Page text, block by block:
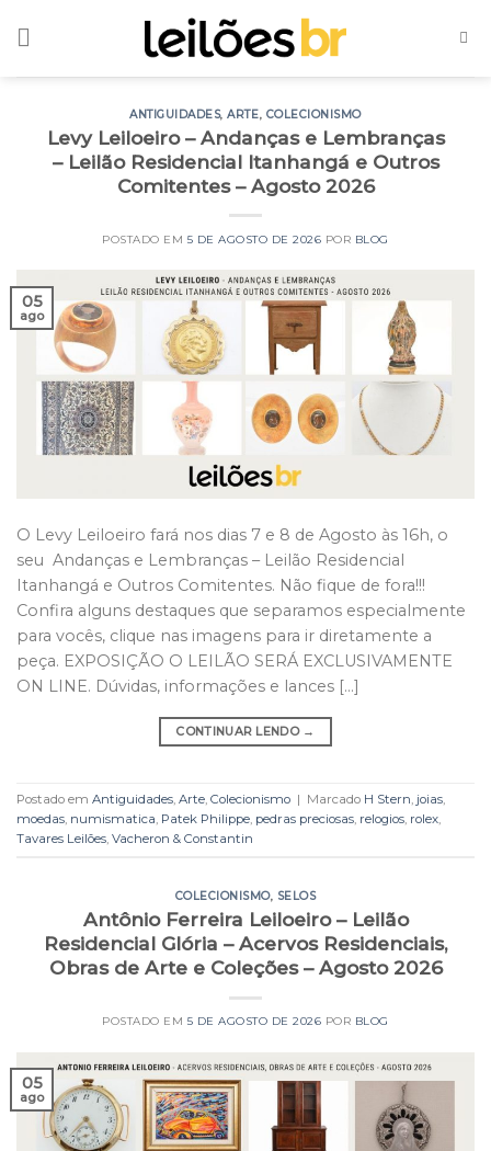
ANTIGUIDADES,ARTE, COLECIONISMO
Levy Leiloeiro – Andanças e Lembranças
– Leilão Residencial Itanhangá e Outros
Comitentes – Agosto 2026
POSTADO EM 5 DE AGOSTO DE 2026 POR BLOG
05
ago
O Levy Leiloeiro fará nos dias 7 e 8 de Agosto às 16h, o
seu Andanças e Lembranças – Leilão Residencial
Itanhangá e Outros Comitentes. Não fique de fora!!!
Confira alguns destaques que separamos especialmente
para vocês, clique nas imagens para ir diretamente a
peça. EXPOSIÇÃO O LEILÃO SERÁ EXCLUSIVAMENTE
ON LINE. Dúvidas, informações e lances […]
CONTINUAR LENDO →
Postado em Antiguidades, Arte, Colecionismo | Marcado H Stern, joias,
moedas, numismatica, Patek Philippe, pedras preciosas, relogios, rolex,
Tavares Leilões, Vacheron & Constantin
COLECIONISMO, SELOS
Antônio Ferreira Leiloeiro – Leilão
Residencial Glória – Acervos Residenciais,
Obras de Arte e Coleções – Agosto 2026
POSTADO EM 5 DE AGOSTO DE 2026 POR BLOG
05
ago